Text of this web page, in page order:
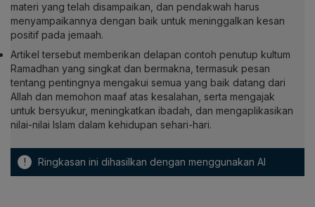
materi yang telah disampaikan, dan pendakwah harus
menyampaikannya dengan baik untuk meninggalkan kesan
positif pada jemaah.
Artikel tersebut memberikan delapan contoh penutup kultum
Ramadhan yang singkat dan bermakna, termasuk pesan
tentang pentingnya mengakui semua yang baik datang dari
Allah dan memohon maaf atas kesalahan, serta mengajak
untuk bersyukur, meningkatkan ibadah, dan mengaplikasikan
nilai-nilai Islam dalam kehidupan sehari-hari.
! Ringkasan ini dihasilkan dengan menggunakan AI